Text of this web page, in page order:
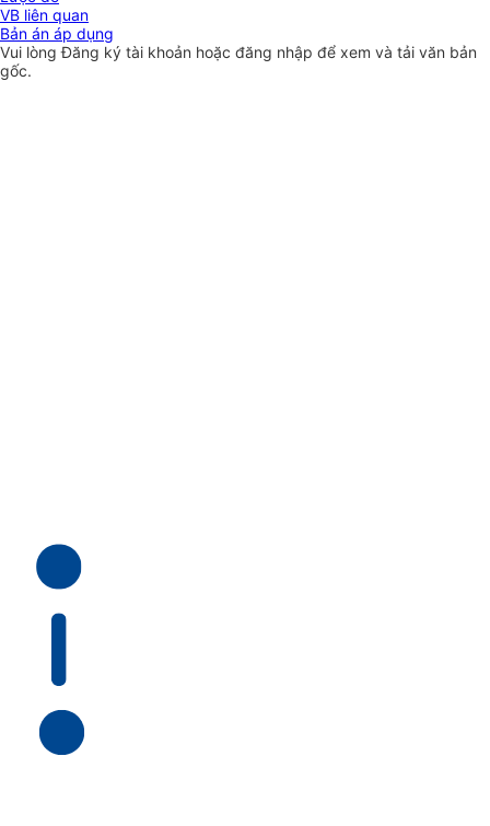
VB liên quan
Bản án áp dụng
Vui lòngĐăng ký tài khoản hoặc đăng nhập để xem và tải văn bản
gốc.